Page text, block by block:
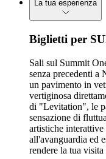
La tua esperienza
Biglietti per
Sali sul Summit
senza precedenti a
un pavimento in
vertiginosa
di "Levitation", le
sensazione di
artistiche
all'avanguardia ed
rendere la tua